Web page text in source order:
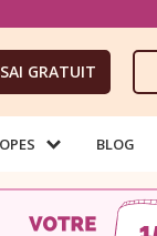
GRATUIT
BLOG